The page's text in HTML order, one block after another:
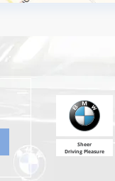
Sheer
Driving Pleasure